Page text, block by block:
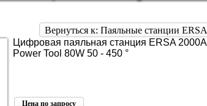
Вернуться к: Паяльные станции ERSA
Цифровая паяльная станция ERSA 2000A
Power Tool 80W 50 - 450 °
Цена по запросу